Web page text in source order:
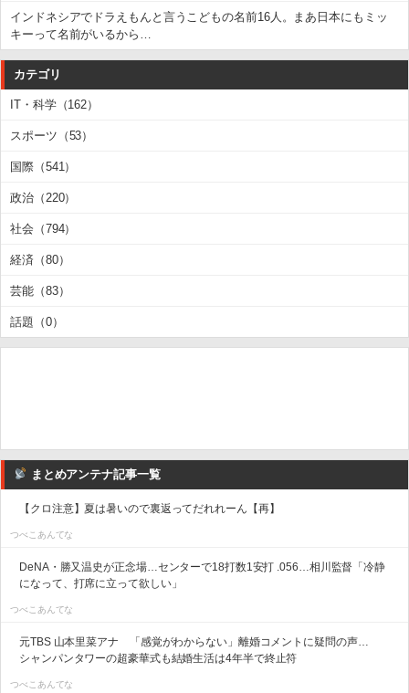
インドネシアでドラえもんと言うこどもの名前16人。まあ日本にもミッ
キーって名前がいるから…
カテゴリ
IT・科学（162）
スポーツ（53）
国際（541）
政治（220）
社会（794）
経済（80）
芸能（83）
話題（0）
まとめアンテナ記事一覧
【クロ注意】夏は暑いので裏返ってだれれーん【再】
つべこあんてな
DeNA・勝又温史が正念場…センターで18打数1安打 .056…相川監督「冷静
になって、打席に立って欲しい」
つべこあんてな
元TBS 山本里菜アナ 「感覚がわからない」離婚コメントに疑問の声…
シャンパンタワーの超豪華式も結婚生活は4年半で終止符
つべこあんてな